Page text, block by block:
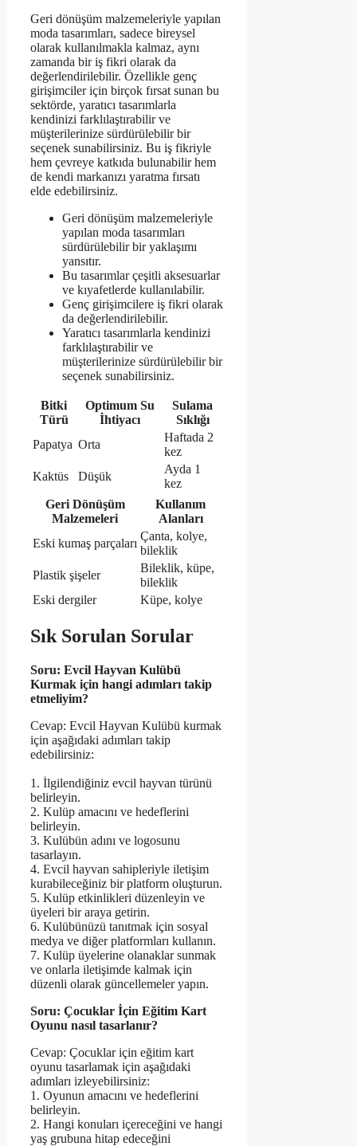
Geri dönüşüm malzemeleriyle yapılan
moda tasarımları, sadece bireysel
olarak kullanılmakla kalmaz, aynı
zamanda bir iş fikri olarak da
değerlendirilebilir. Özellikle genç
girişimciler için birçok fırsat sunan bu
sektörde, yaratıcı tasarımlarla
kendinizi farklılaştırabilir ve
müşterilerinize sürdürülebilir bir
seçenek sunabilirsiniz. Bu iş fikriyle
hem çevreye katkıda bulunabilir hem
de kendi markanızı yaratma fırsatı
elde edebilirsiniz.
Geri dönüşüm malzemeleriyle
yapılan moda tasarımları
sürdürülebilir bir yaklaşımı
yansıtır.
Bu tasarımlar çeşitli aksesuarlar
ve kıyafetlerde kullanılabilir.
Genç girişimcilere iş fikri olarak
da değerlendirilebilir.
Yaratıcı tasarımlarla kendinizi
farklılaştırabilir ve
müşterilerinize sürdürülebilir bir
seçenek sunabilirsiniz.
Bitki
Türü
Optimum Su
İhtiyacı
Sulama
Sıklığı
Papatya Orta
Haftada 2
kez
Kaktüs
Düşük
Ayda 1
kez
Geri Dönüşüm
Malzemeleri
Kullanım
Alanları
Eski kumaş parçaları
Çanta, kolye,
bileklik
Plastik şişeler
Bileklik, küpe,
bileklik
Eski dergiler
Küpe, kolye
Sık Sorulan Sorular
Soru: Evcil Hayvan Kulübü
Kurmak için hangi adımları takip
etmeliyim?
Cevap: Evcil Hayvan Kulübü kurmak
için aşağıdaki adımları takip
edebilirsiniz:
1. İlgilendiğiniz evcil hayvan türünü
belirleyin.
2. Kulüp amacını ve hedeflerini
belirleyin.
3. Kulübün adını ve logosunu
tasarlayın.
4. Evcil hayvan sahipleriyle iletişim
kurabileceğiniz bir platform oluşturun.
5. Kulüp etkinlikleri düzenleyin ve
üyeleri bir araya getirin.
6. Kulübünüzü tanıtmak için sosyal
medya ve diğer platformları kullanın.
7. Kulüp üyelerine olanaklar sunmak
ve onlarla iletişimde kalmak için
düzenli olarak güncellemeler yapın.
Soru: Çocuklar İçin Eğitim Kart
Oyunu nasıl tasarlanır?
Cevap: Çocuklar için eğitim kart
oyunu tasarlamak için aşağıdaki
adımları izleyebilirsiniz:
1. Oyunun amacını ve hedeflerini
belirleyin.
2. Hangi konuları içereceğini ve hangi
yaş grubuna hitap edeceğini